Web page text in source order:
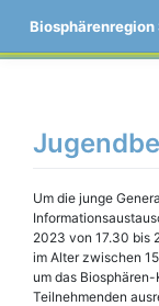
Biosphärenregion
Um die junge
2023 von 17.30 bis
im Alter zwischen
um das
Teilnehmenden